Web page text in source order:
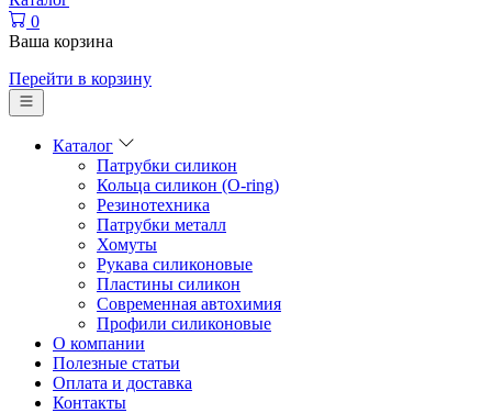
0
Ваша корзина
Перейти в корзину
Каталог
Патрубки силикон
Кольца силикон (O-ring)
Резинотехника
Патрубки металл
Хомуты
Рукава силиконовые
Пластины силикон
Современная автохимия
Профили силиконовые
О компании
Полезные статьи
Оплата и доставка
Контакты